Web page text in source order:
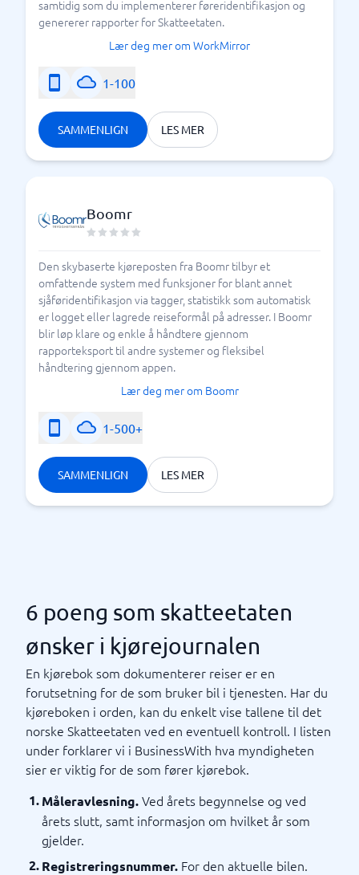
samtidig som du implementerer føreridentifikasjon og
genererer rapporter for Skatteetaten.
Lær deg mer om WorkMirror
1-100
SAMMENLIGN LES MER
Boomr
Den skybaserte kjøreposten fra Boomr tilbyr et
omfattende system med funksjoner for blant annet
sjåføridentifikasjon via tagger, statistikk som automatisk
er logget eller lagrede reiseformål på adresser. I Boomr
blir løp klare og enkle å håndtere gjennom
rapporteksport til andre systemer og fleksibel
håndtering gjennom appen.
Lær deg mer om Boomr
1-500+
SAMMENLIGN LES MER
6 poeng som skatteetaten
ønsker i kjørejournalen
En kjørebok som dokumenterer reiser er en
forutsetning for de som bruker bil i tjenesten. Har du
kjøreboken i orden, kan du enkelt vise tallene til det
norske Skatteetaten ved en eventuell kontroll. I listen
under forklarer vi i BusinessWith hva myndigheten
sier er viktig for de som fører kjørebok.
Måleravlesning.Ved årets begynnelse og ved
årets slutt, samt informasjon om hvilket år som
gjelder.
Registreringsnummer. For den aktuelle bilen.